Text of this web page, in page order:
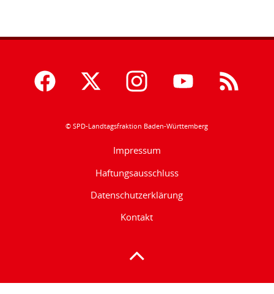
© SPD-Landtagsfraktion Baden-Württemberg
Impressum
Haftungsausschluss
Datenschutzerklärung
Kontakt